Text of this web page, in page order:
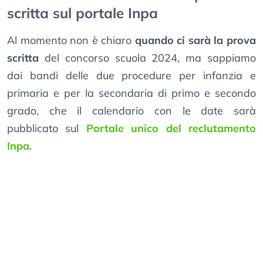
scritta sul portale Inpa
Al momento non è chiaro quando ci sarà la prova
scritta del concorso scuola 2024, ma sappiamo
dai bandi delle due procedure per infanzia e
primaria e per la secondaria di primo e secondo
grado, che il calendario con le date sarà
pubblicato sul Portale unico del reclutamento
Inpa.